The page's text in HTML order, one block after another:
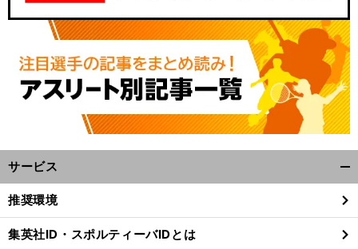
。 F
キ
前
へ
サービス
閉
る
推奨環境
集英社ID・スポルティーバIDとは